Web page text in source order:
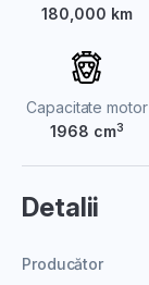
180,000 km
Capacitate motor
1968 cm3
Detalii
Producător